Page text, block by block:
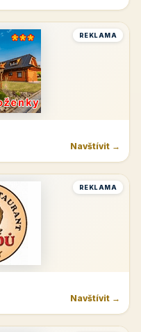
REKLAMA
Navštívit →
REKLAMA
Navštívit →